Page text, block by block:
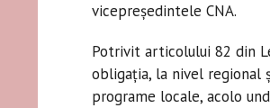
vicepreşedintele CNA.
Potrivit articolului 82 din
obligaţia, la nivel regional
programe locale, acolo